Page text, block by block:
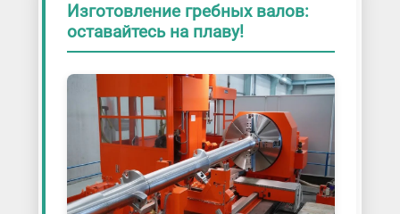
Изготовление гребных валов:
оставайтесь на плаву!